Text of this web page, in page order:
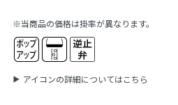
※当商品の価格は掛率が異なります。
アイコンの詳細についてはこちら